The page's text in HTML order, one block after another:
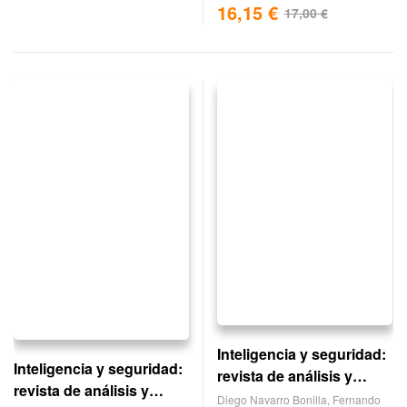
17,00€
16,15 €
Inteligencia y seguridad:
revista de análisis y
Inteligencia y seguridad:
revista de análisis y
prospectiva. nº 5
Diego Navarro Bonilla Fernando